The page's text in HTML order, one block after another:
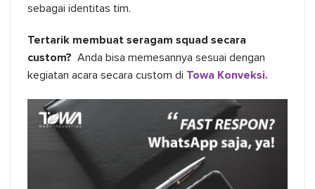
sebagai identitas tim.
Tertarik membuat seragam squad secara
custom? Anda bisa memesannya sesuai dengan
kegiatan acara secara custom di Towa Konveksi.